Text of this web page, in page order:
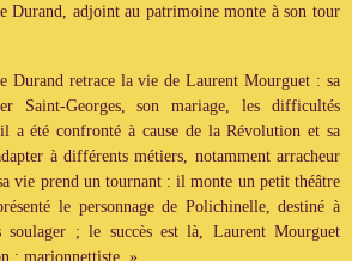
Durand, adjoint au patrimoine monte à son tour
Durand retrace la vie de Laurent Mourguet : sa
Saint-Georges, son mariage, les difficultés
a été confronté à cause de la Révolution et sa
à différents métiers, notamment arracheur
vie prend un tournant : il monte un petit théâtre
le personnage de Polichinelle, destiné à
soulager ; le succès est là, Laurent Mourguet
: marionnettiste. »